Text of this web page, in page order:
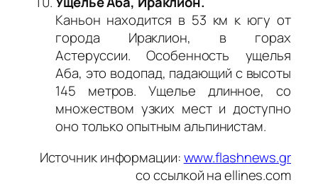
Каньон находится в 53 км к югу от
города Ираклион, в горах
Астеруссии. Особенность ущелья
Аба, это водопад, падающий с высоты
145 метров. Ущелье длинное, со
множеством узких мест и доступно
оно только опытным альпинистам.
Источник информации:www.flashnews.gr
со ссылкой на ellines.com